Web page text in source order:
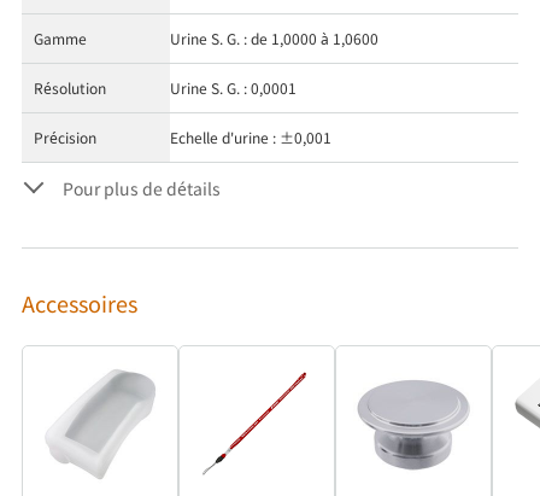
Gamme Urine S. G. : de 1,0000 à 1,0600
Résolution Urine S. G. : 0,0001
Précision Echelle d'urine : ±0,001
Pour plus de détails
Accessoires